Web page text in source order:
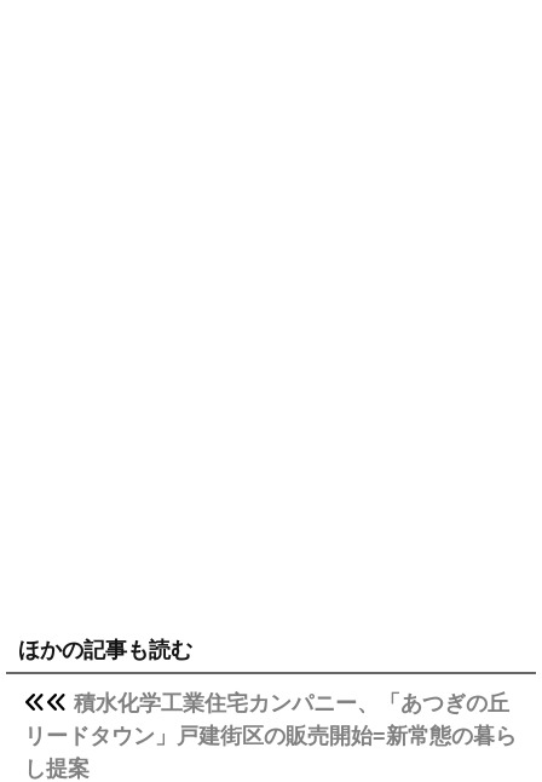
ほかの記事も読む
積水化学工業住宅カンパニー、「あつぎの丘
リードタウン」戸建街区の販売開始=新常態の暮ら
し提案